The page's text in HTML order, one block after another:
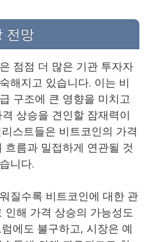
전망
점점 더 많은 기관 투자자
해지고 있습니다. 이는 비
구조에 큰 영향을 미치고
상승을 견인할 잠재력이
스트들은 비트코인의 가격
흐름과 밀접하게 연관될 것
니다.
질수록 비트코인에 대한 관
인해 가격 상승의 가능성도
에도 불구하고, 시장은 예